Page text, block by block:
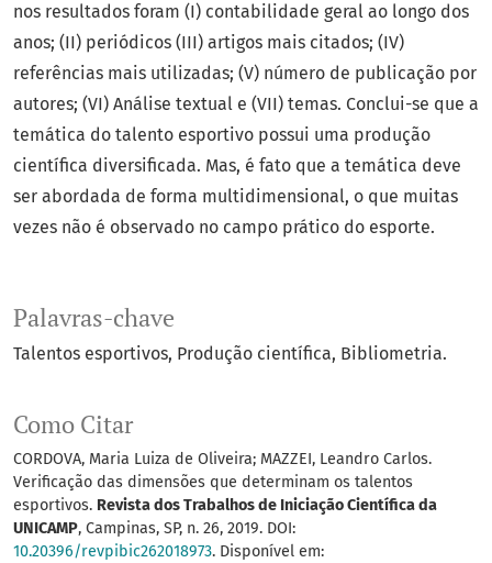
Palavras-chave
Talentos esportivos Produção científica Bibliometria.
Como Citar
CORDOVA, Maria Luiza de Oliveira; MAZZEI, Leandro Carlos.
Verificação das dimensões que determinam os talentos
esportivos. Revista dos Trabalhos de Iniciação Científica da
UNICAMP, Campinas, SP, n. 26, 2019. DOI:
10.20396/revpibic262018973. Disponível em:
nos resultados foram (I) contabilidade geral ao longo dos
anos; (II) periódicos (III) artigos mais citados; (IV)
referências mais utilizadas; (V) número de publicação por
autores; (VI) Análise textual e (VII) temas. Conclui-se que a
temática do talento esportivo possui uma produção
científica diversificada. Mas, é fato que a temática deve
ser abordada de forma multidimensional, o que muitas
vezes não é observado no campo prático do esporte.